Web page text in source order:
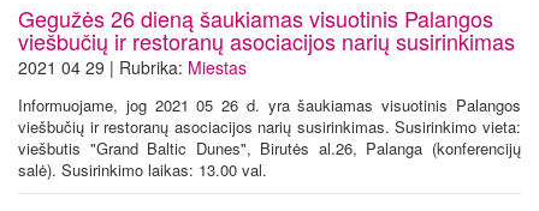
Gegužės 26 dieną šaukiamas visuotinis Palangos
viešbučių ir restoranų asociacijos narių susirinkimas
2021 04 29 | Rubrika: Miestas
Informuojame, jog 2021 05 26 d. yra šaukiamas visuotinis Palangos
viešbučių ir restoranų asociacijos narių susirinkimas. Susirinkimo vieta:
viešbutis "Grand Baltic Dunes", Birutės al.26, Palanga (konferencijų
salė). Susirinkimo laikas: 13.00 val.